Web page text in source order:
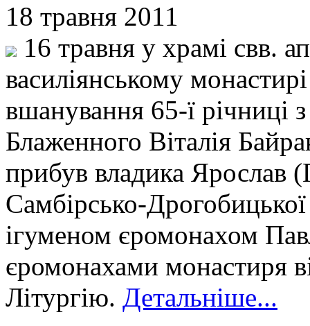
18 травня 2011
16 травня у храмі свв.
василіянському
вшанування 65-ї річниці
Блаженного Віталія
прибув владика Ярослав
Самбірсько-Дрогобицької
ігуменом єромонахом
єромонахами монастиря
Літургію. Детальніше...